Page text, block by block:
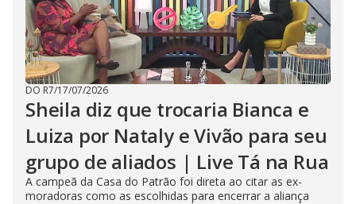
DO R7/17/07/2026
Sheila diz que trocaria Bianca e
Luiza por Nataly e Vivão para seu
grupo de aliados | Live Tá na Rua
A campeã da Casa do Patrão foi direta ao citar as ex-
moradoras como as escolhidas para encerrar a aliança